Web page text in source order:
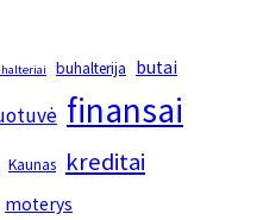
buhalterija butai
finansai
Kaunas kreditai
moterys